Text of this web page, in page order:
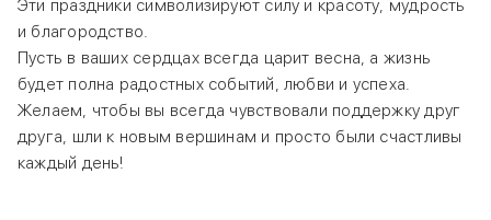
Эти праздники символизируют силу и красоту, мудрость
и благородство.
Пусть в ваших сердцах всегда царит весна, а жизнь
будет полна радостных событий, любви и успеха.
Желаем, чтобы вы всегда чувствовали поддержку друг
друга, шли к новым вершинам и просто были счастливы
каждый день!